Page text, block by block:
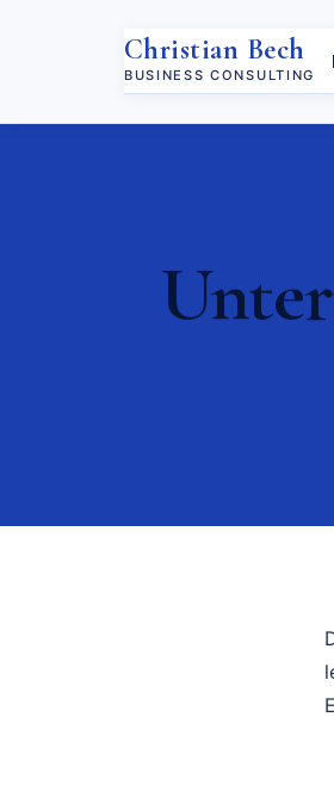
Christian Bech
BUSINESS CONSULTING